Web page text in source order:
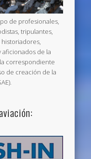
de profesionales,
tripulantes,
aficionados de la
correspondiente
de creación de la